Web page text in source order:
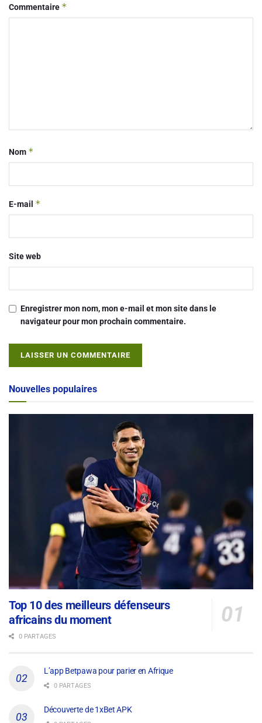
Commentaire *
Nom *
E-mail *
Site web
Enregistrer mon nom, mon e-mail et mon site dans le
navigateur pour mon prochain commentaire.
Alternative:
Nouvelles populaires
Top 10 des meilleurs défenseurs
africains du moment
0 PARTAGES
L’app Betpawa pour parier en Afrique
0 PARTAGES
Découverte de 1xBet APK